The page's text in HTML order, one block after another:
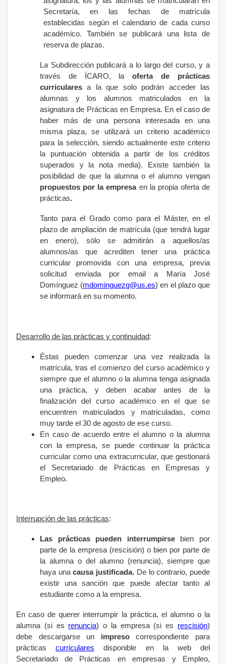
Secretaría, en las fechas de matrícula
establecidas según el calendario de cada curso
académico. También se publicará una lista de
reserva de plazas.
La Subdirección publicará a lo largo del curso, y a
través de ÍCARO, laoferta de prácticas
curricularesa la que solo podrán acceder las
alumnas y los alumnos matriculados en la
asignatura de Prácticas en Empresa. En el caso de
haber más de una persona interesada en una
misma plaza, se utilizará un criterio académico
para la selección, siendo actualmente este criterio
la puntuación obtenida a partir de los créditos
superados y la nota media). Existe también la
posibilidad de que la alumna o el alumno vengan
propuestos por la empresa en la propia oferta de
prácticas.
Tanto para el Grado como para el Máster, en el
plazo de ampliación de matrícula (que tendrá lugar
en enero), sólo se admitirán a aquellos/as
alumnos/as que acrediten tener una práctica
curricular promovida con una empresa, previa
solicitud enviada por email a María José
Domínguez (mdominguezg@us.es) en el plazo que
se informará en su momento.
Desarrollo de las prácticas y continuidad:
Éstas pueden comenzar una vez realizada la
matrícula, tras el comienzo del curso académico y
siempre que el alumno o la alumna tenga asignada
una práctica, y deben acabar antes de la
finalización del curso académico en el que se
encuentren matriculados y matriculadas, como
muy tarde el 30 de agosto de ese curso.
En caso de acuerdo entre el alumno o la alumna
con la empresa, se puede continuar la práctica
curricular como una extracurricular, que gestionará
el Secretariado de Prácticas en Empresas y
Empleo.
Interrupción de las prácticas:
Las prácticas pueden interrumpirsebien por
parte de la empresa (rescisión) o bien por parte de
la alumna o del alumno (renuncia), siempre que
haya unacausa justificada. De lo contrario, puede
existir una sanción que puede afectar tanto al
estudiante como a la empresa.
En caso de querer interrumpir la práctica, el alumno o la
alumna (si es renuncia) o la empresa (si es rescisión)
debe descargarse un impreso correspondiente para
prácticascurriculares disponible en la web del
Secretariado de Prácticas en empresas y Empleo,